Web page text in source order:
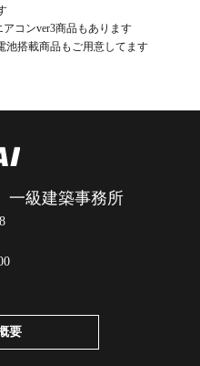
コンver3商品もあります
搭載商品もご用意してます
一級建築事務所
要